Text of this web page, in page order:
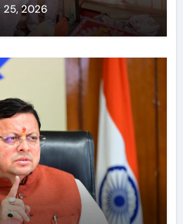
25, 2026